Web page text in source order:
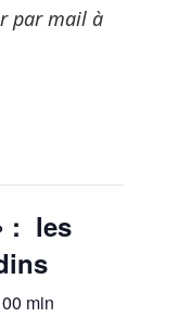
par mail à
: les
min